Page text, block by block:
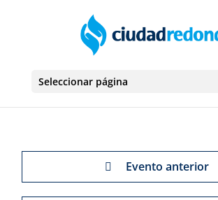
Seleccionar página
Evento anterior